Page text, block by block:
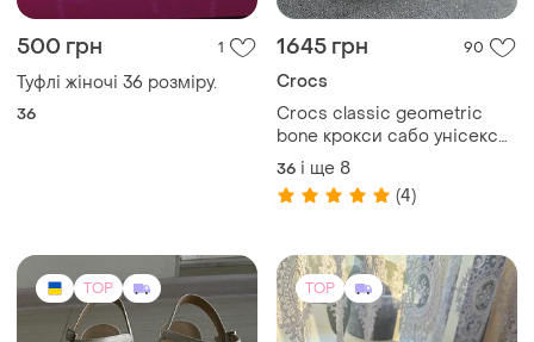
500 грн 1645 грн
Crocs classic geometric
crocs classic geometric
bone
36 і ще 8
TOP TOP